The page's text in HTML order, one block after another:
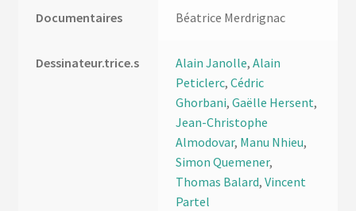
Documentaires Béatrice Merdrignac
Dessinateur.trice.s Alain Janolle,Alain
Peticlerc,Cédric
Ghorbani,Gaëlle Hersent,
Jean-Christophe
Almodovar, Manu Nhieu,
Simon Quemener,
Thomas Balard,Vincent
Partel